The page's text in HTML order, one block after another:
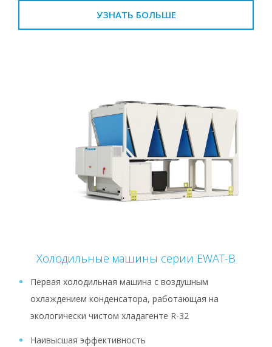
УЗНАТЬ БОЛЬШЕ
Холодильные машины серии EWAT-B
Первая холодильная машина с воздушным
охлаждением конденсатора, работающая на
экологически чистом хладагенте R-32
Наивысшая эффективность